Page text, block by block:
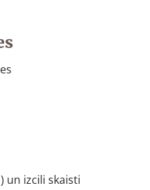
un izcili skaisti